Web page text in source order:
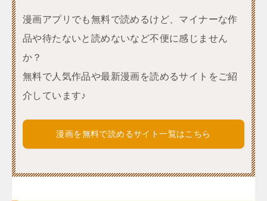
漫画アプリでも無料で読めるけど、マイナーな作
品や待たないと読めないなど不便に感じません
か？
無料で人気作品や最新漫画を読めるサイトをご紹
介しています♪
漫画を無料で読めるサイト一覧はこちら